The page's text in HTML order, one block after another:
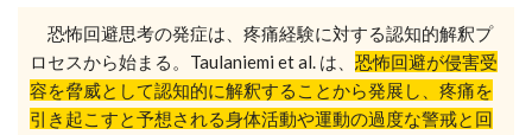
恐怖回避思考の発症は、疼痛経験に対する認知的解釈プ
ロセスから始まる。Taulaniemi et al. は、 恐怖回避が侵害受
容を脅威として認知的に解釈することから発展し、疼痛を
引き起こすと予想される身体活動や運動の過度な警戒と回